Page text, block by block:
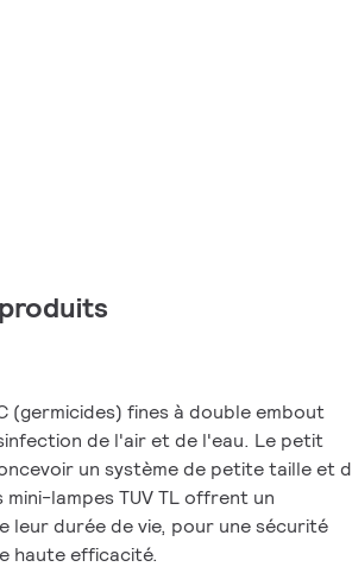
(germicides) fines à double embout
de l'air et de l'eau. Le petit
un système de petite taille et
lampes TUV TL offrent un
leur durée de vie, pour une sécurité
haute efficacité.